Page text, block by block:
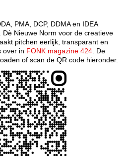
PMA, DCP, DDMA en IDEA
Nieuwe Norm voor de creatieve
pitchen eerlijk, transparant en
over in FONK magazine 424 . De
of scan de QR code hieronder.